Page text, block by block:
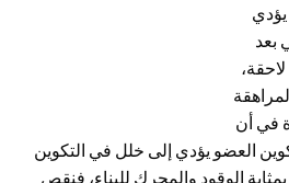
بعد
في أن
العضو يؤدي إلى خلل في التكوين
الوقود والمحرك للبناء، فنقص